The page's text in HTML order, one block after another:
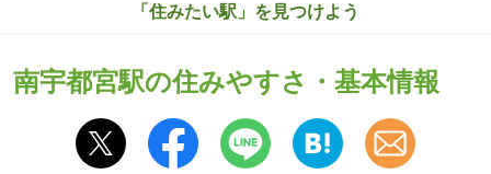
「住みたい駅」を見つけよう
南宇都宮駅の住みやすさ・基本情報